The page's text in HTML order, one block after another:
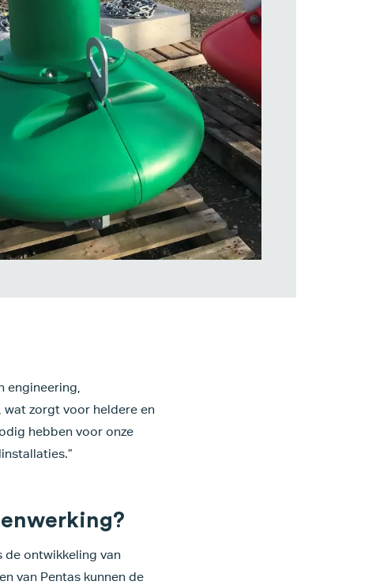
engineering,
zorgt voor heldere en
hebben voor onze
de ontwikkeling van
van Pentas kunnen de